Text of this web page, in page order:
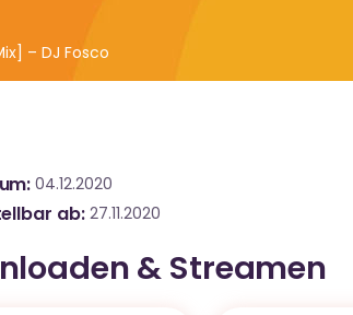
– DJ Fosco
04.12.2020
ab 27.11.2020
& Streamen